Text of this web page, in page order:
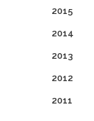
2015
2014
2013
2012
2011